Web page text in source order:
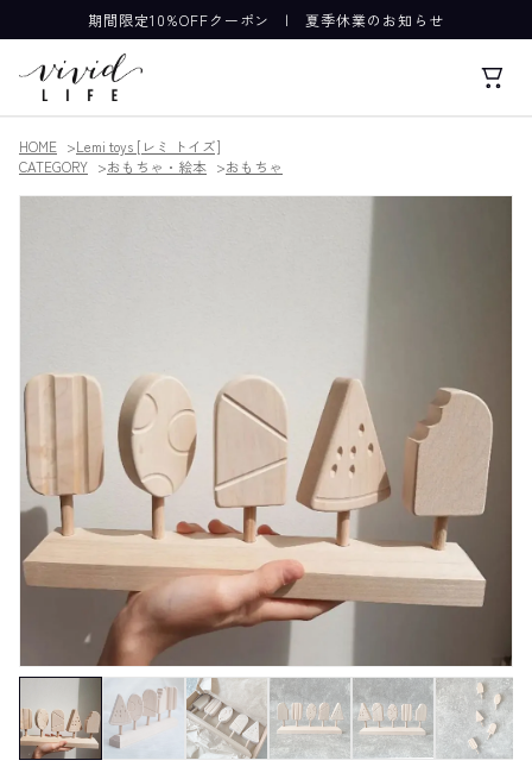
期間限定10%OFFクーポン |夏季休業のお知らせ
HOME
Lemi toys [レミ トイズ]
CATEGORY
おもちゃ・絵本 おもちゃ